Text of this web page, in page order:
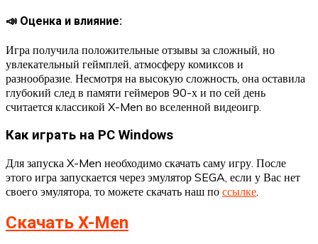
📣 Оценка и влияние:
Игра получила положительные отзывы за сложный, но
увлекательный геймплей, атмосферу комиксов и
разнообразие. Несмотря на высокую сложность, она оставила
глубокий след в памяти геймеров 90-х и по сей день
считается классикой X-Men во вселенной видеоигр.
Как играть на PC Windows
Для запуска X-Men необходимо скачать саму игру. После
этого игра запускается через эмулятор SEGA, если у Вас нет
своего эмулятора, то можете скачать наш по ссылке.
Скачать X-Men